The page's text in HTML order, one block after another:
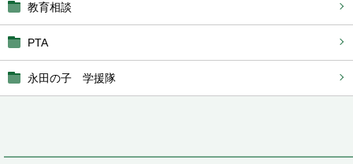
教育相談
PTA
永田の子 学援隊